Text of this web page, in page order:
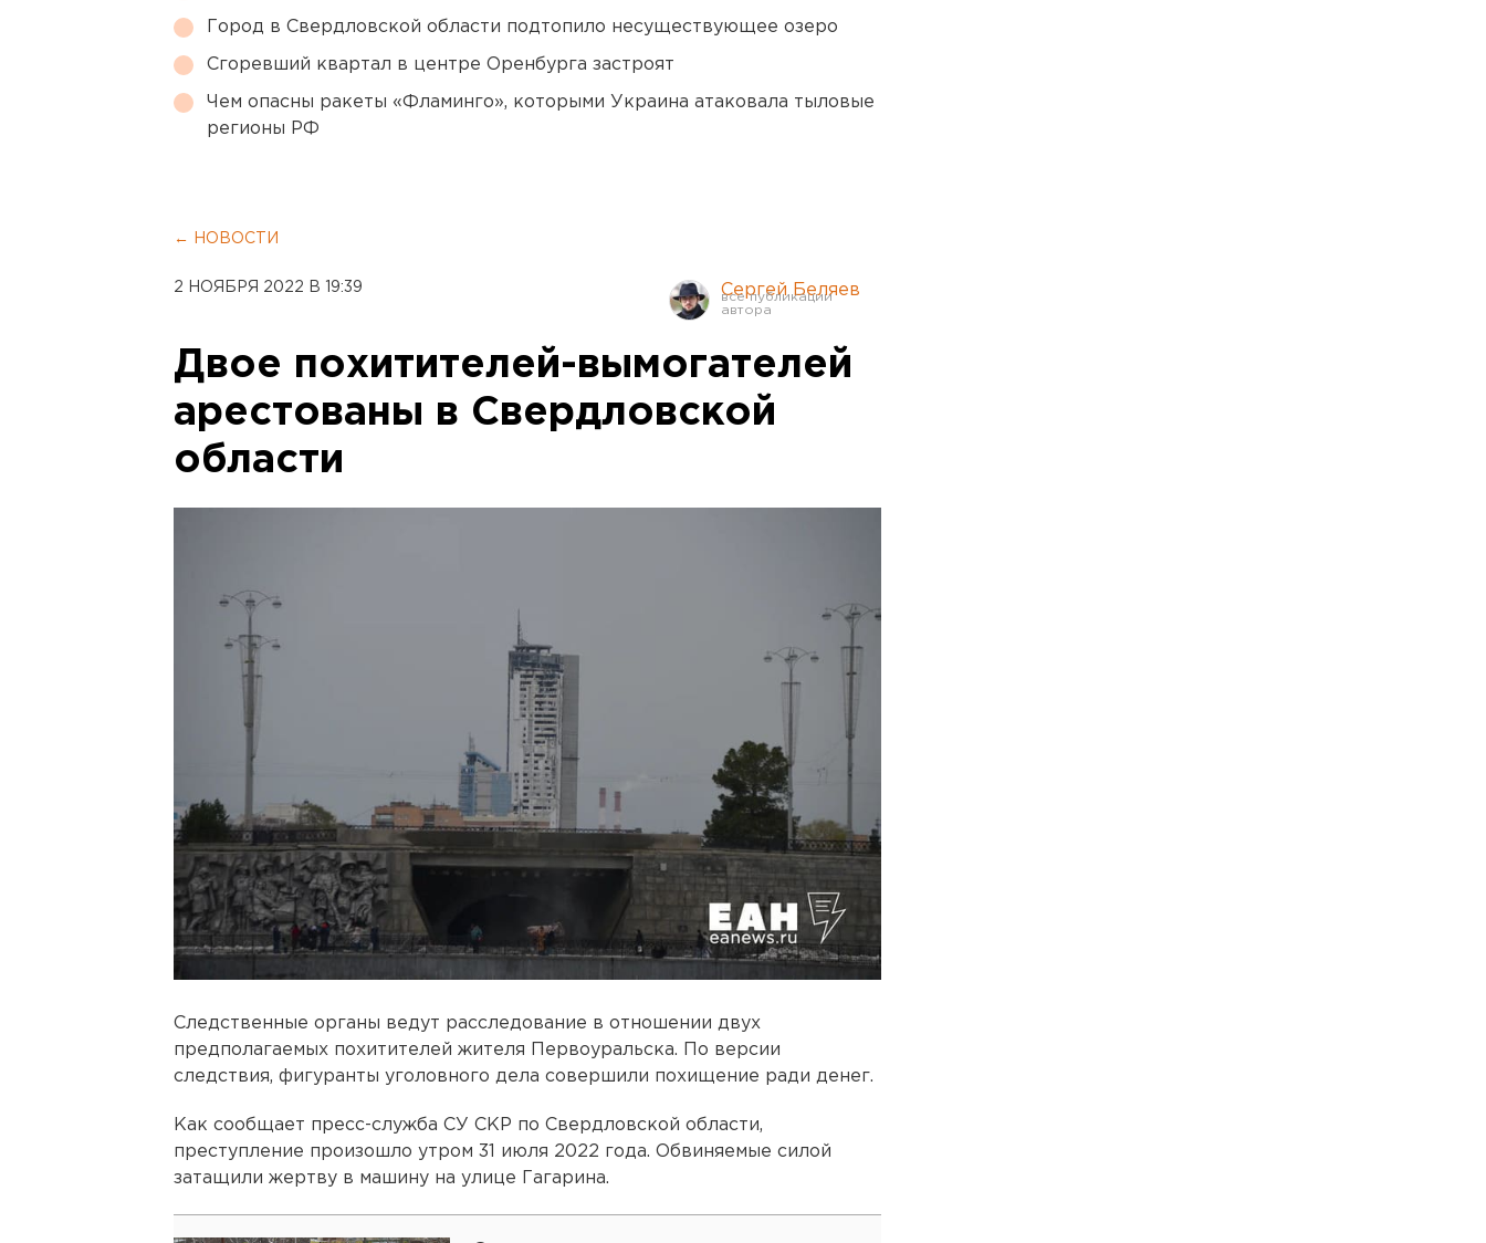
Город в Свердловской области подтопило несуществующее озеро
Сгоревший квартал в центре Оренбурга застроят
Чем опасны ракеты «Фламинго», которыми Украина атаковала тыловые
регионы РФ
← НОВОСТИ
2 НОЯБРЯ 2022 В 19:39 Сергей Беляев
Двое похитителей-вымогателей
арестованы в Свердловской
области
Следственные органы ведут расследование в отношении двух
предполагаемых похитителей жителя Первоуральска. По версии
следствия, фигуранты уголовного дела совершили похищение ради денег.
Как сообщает пресс-служба СУ СКР по Свердловской области,
преступление произошло утром 31 июля 2022 года. Обвиняемые силой
затащили жертву в машину на улице Гагарина.